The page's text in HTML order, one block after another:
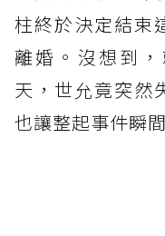
柱終於決定結束
離婚。沒想到
天，世允竟突然
也讓整起事件瞬